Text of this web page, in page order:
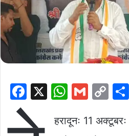
F
c
X
W
at
G
ai
C
p
हरादूनः 11 अक्टूबरः